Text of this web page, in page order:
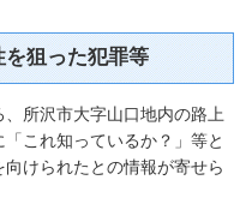
狙った犯罪等
所沢市大字山口地内の路上
これ知っているか？」等と
けられたとの情報が寄せら